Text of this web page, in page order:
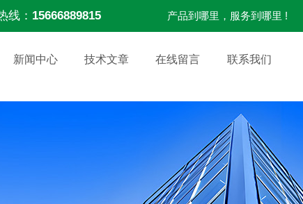
线： 15666889815 产品到哪里，服务到哪里 !
新闻中心 技术文章 在线留言 联系我们